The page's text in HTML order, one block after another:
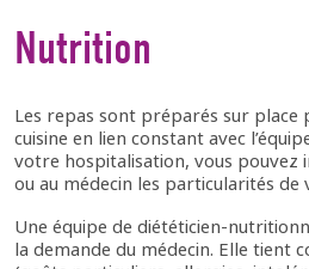
Nutrition
Les repas sont préparés sur place
cuisine en lien constant avec
votre hospitalisation, vous pouvez
ou au médecin les particularités
Une équipe de diététicien-
la demande du médecin. Elle tient